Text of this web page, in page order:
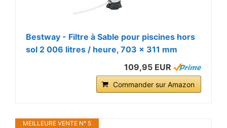
Bestway - Filtre à Sable pour piscines hors
sol 2 006 litres / heure, 703 x 311 mm
109,95 EUR
Commander sur Amazon
MEILLEURE VENTE N° 5